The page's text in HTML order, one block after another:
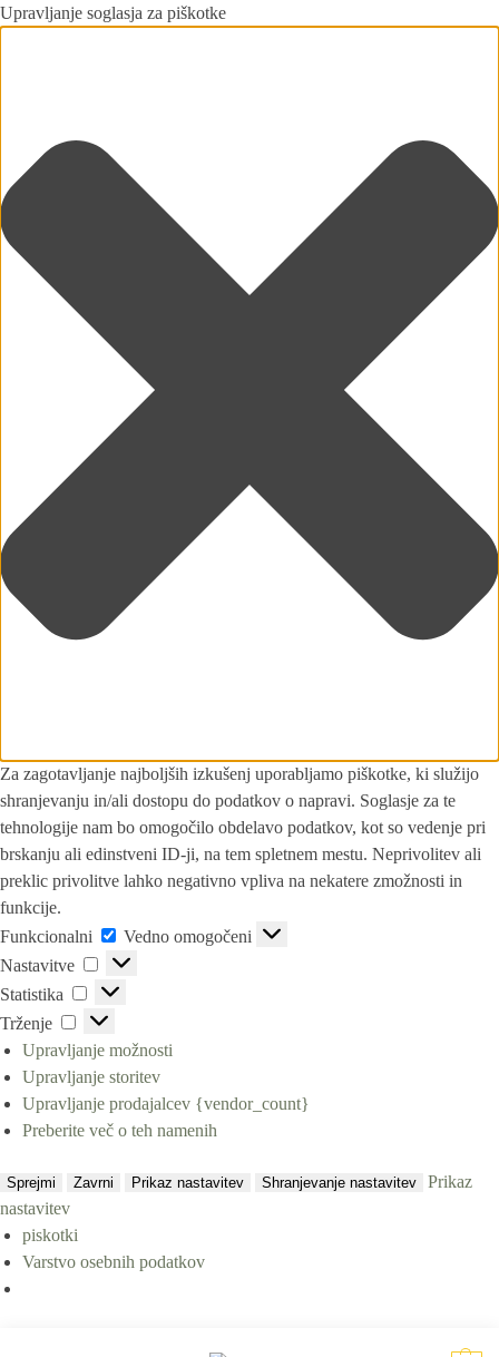
Upravljanje soglasja za piškotke
Za zagotavljanje najboljših izkušenj uporabljamo piškotke, ki služijo
shranjevanju in/ali dostopu do podatkov o napravi. Soglasje za te
tehnologije nam bo omogočilo obdelavo podatkov, kot so vedenje pri
brskanju ali edinstveni ID-ji, na tem spletnem mestu. Neprivolitev ali
preklic privolitve lahko negativno vpliva na nekatere zmožnosti in
funkcije.
Funkcionalni
Vedno omogočeni
Nastavitve
Statistika
Trženje
Upravljanje možnosti
Upravljanje storitev
Upravljanje prodajalcev {vendor_count}
Preberite več o teh namenih
Sprejmi Zavrni Prikaz nastavitev Shranjevanje nastavitev
Prikaz
nastavitev
piskotki
Varstvo osebnih podatkov